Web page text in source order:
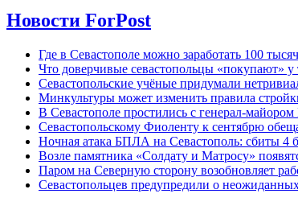
Новости ForPost
Где в Севастополе можно заработать 100
Что доверчивые севастопольцы «покупают»
Севастопольские учёные придумали
Минкультуры может изменить правила
В Севастополе простились с генерал-
Севастопольскому Фиоленту к сентябрю
Ночная атака БПЛА на Севастополь: сбиты 4
Возле памятника «Солдату и Матросу»
Паром на Северную сторону возобновляет
Севастопольцев предупредили о